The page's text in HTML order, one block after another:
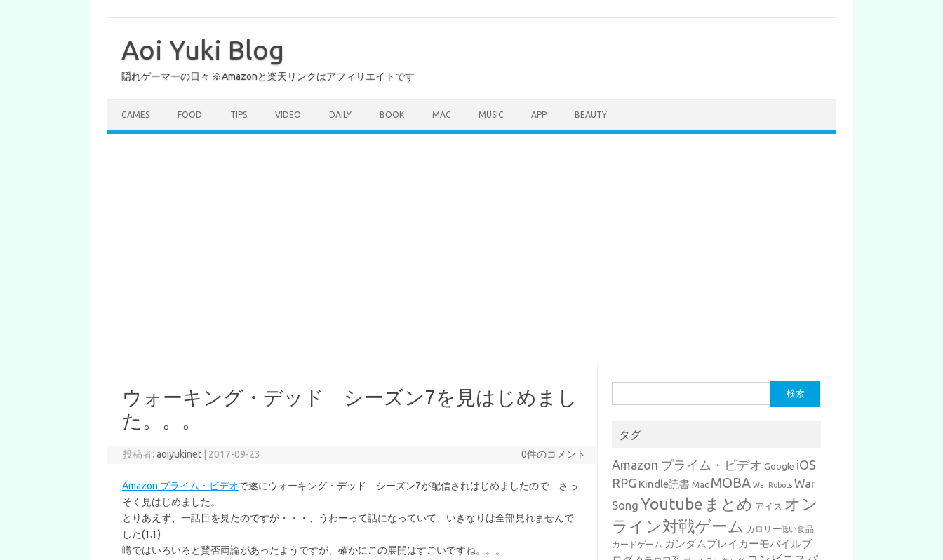
Aoi Yuki Blog
隠れゲーマーの日々 ※Amazonと楽天リンクはアフィリエイトです
GAMES FOOD TIPS VIDEO DAILY BOOK MAC MUSIC APP BEAUTY
ウォーキング・デッド シーズン7を見はじめまし
た。。。
投稿者:aoiyukinet 2017-09-23 0件のコメント
Amazon プライム・ビデオで遂にウォーキング・デッド シーズン7が配信されはじめましたので、さっ
そく見はじめました。
とりあえず、一話目を見たのですが・・・、うわーって話になっていて、いきなりは全部見れませんで
した(T.T)
噂ではいろいろと賛否両論があったようですが、確かにこの展開はすごいですね。。。
索:
タグ
Amazon プライム・ビデオ Google iOS
RPG Kindle読書 Mac MOBA War Robots War
Song Youtube まとめ アイス オン
ライン対戦ゲーム カロリー低い食品
カードゲーム ガンダムブレイカーモバイルブ